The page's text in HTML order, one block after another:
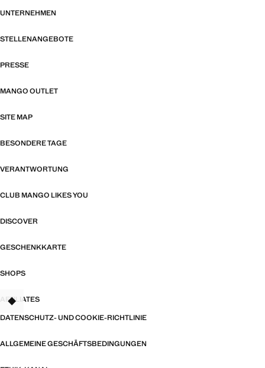
UNTERNEHMEN
STELLENANGEBOTE
PRESSE
MANGO OUTLET
SITE MAP
BESONDERE TAGE
VERANTWORTUNG
CLUB MANGO LIKES YOU
DISCOVER
GESCHENKKARTE
SHOPS
AFFILIATES
DATENSCHUTZ- UND COOKIE-RICHTLINIE
ALLGEMEINE GESCHÄFTSBEDINGUNGEN